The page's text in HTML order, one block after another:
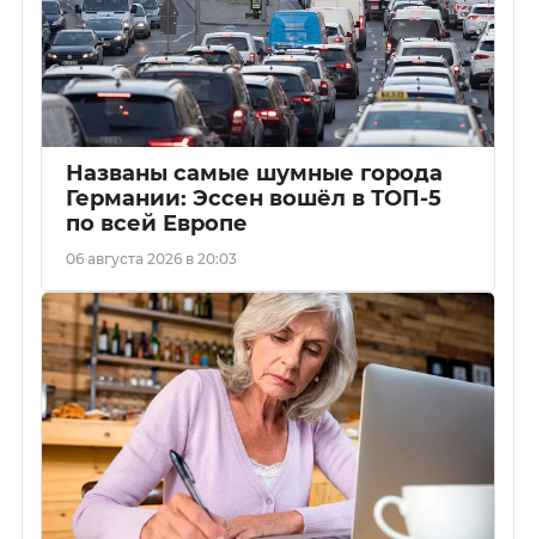
Названы самые шумные города
Германии: Эссен вошёл в ТОП-5
по всей Европе
06 августа 2026 в 20:03